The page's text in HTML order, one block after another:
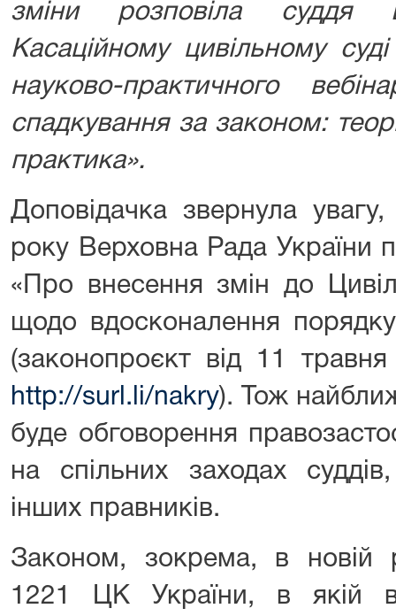
зміни розповіла суддя
Касаційному цивільному
науково-практичного
спадкування за законом:
практика».
Доповідачка звернула
року Верховна Рада України
«Про внесення змін до
щодо вдосконалення
(законопроєкт від 11
http://surl.li/nakry). Тож
буде обговорення
на спільних заходах суддів,
інших правників.
Законом, зокрема, в новій
1221 ЦК України, в якій